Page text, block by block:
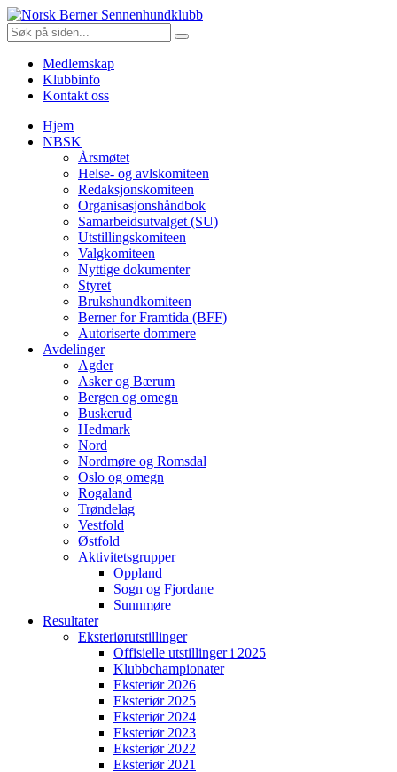
Gå
til
innholdet
Norsk
Berner
Sennenhundklubb
Søk
etter:
Medlemskap
Klubbinfo
Kontakt oss
Hjem
NBSK
Årsmøtet
Helse- og avlskomiteen
Redaksjonskomiteen
Organisasjonshåndbok
Samarbeidsutvalget (SU)
Utstillingskomiteen
Valgkomiteen
Nyttige dokumenter
Styret
Brukshundkomiteen
Berner for Framtida (BFF)
Autoriserte dommere
Avdelinger
Agder
Asker og Bærum
Bergen og omegn
Buskerud
Hedmark
Nord
Nordmøre og Romsdal
Oslo og omegn
Rogaland
Trøndelag
Vestfold
Østfold
Aktivitetsgrupper
Oppland
Sogn og Fjordane
Sunnmøre
Resultater
Eksteriørutstillinger
Offisielle utstillinger i 2025
Klubbchampionater
Eksteriør 2026
Eksteriør 2025
Eksteriør 2024
Eksteriør 2023
Eksteriør 2022
Eksteriør 2021